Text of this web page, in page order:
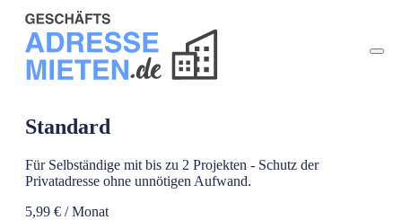
Standard
Für Selbständige mit bis zu 2 Projekten - Schutz der
Privatadresse ohne unnötigen Aufwand.
5,99 € / Monat